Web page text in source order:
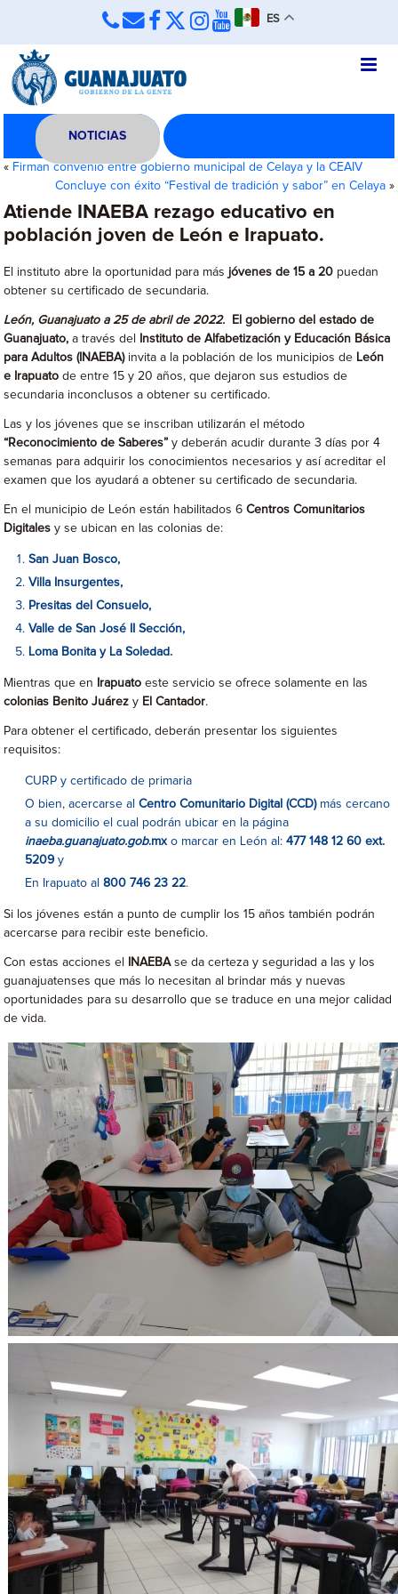
ES
NOTICIAS
« Firman convenio entre gobierno municipal de Celaya y la CEAIV
Concluye con éxito “Festival de tradición y sabor” en Celaya»
Atiende INAEBA rezago educativo en
población joven de León e Irapuato.
El instituto abre la oportunidad para más jóvenes de 15 a 20 puedan
obtener su certificado de secundaria.
León, Guanajuato a 25 de abril de 2022.
El gobierno del estado de
Guanajuato, a través del
Instituto de Alfabetización y Educación Básica
para Adultos (INAEBA)invita a la población de los municipios de León
e Irapuato de entre 15 y 20 años, que dejaron sus estudios de
secundaria inconclusos a obtener su certificado.
Las y los jóvenes que se inscriban utilizarán el método
“Reconocimiento de Saberes” y deberán acudir durante 3 días por 4
semanas para adquirir los conocimientos necesarios y así acreditar el
examen que los ayudará a obtener su certificado de secundaria.
En el municipio de León están habilitados 6Centros Comunitarios
Digitales y se ubican en las colonias de:
San Juan Bosco,
Villa Insurgentes,
Presitas del Consuelo,
Valle de San José II Sección,
Loma Bonita y La Soledad.
Mientras que en Irapuatoeste servicio se ofrece solamente en las
colonias Benito Juárez y El Cantador.
Para obtener el certificado, deberán presentar los siguientes
requisitos:
CURP y certificado de primaria
O bien, acercarse alCentro Comunitario Digital (CCD)más cercano
a su domicilio el cual podrán ubicar en la página
inaeba.guanajuato.gob.mxo marcar en León al:477 148 12 60 ext.
5209y
En Irapuato al800 746 23 22.
Si los jóvenes están a punto de cumplir los 15 años también podrán
acercarse para recibir este beneficio.
Con estas acciones el INAEBAse da certeza y seguridad a las y los
guanajuatenses que más lo necesitan al brindar más y nuevas
oportunidades para su desarrollo que se traduce en una mejor calidad
de vida.